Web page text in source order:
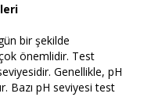
bir şekilde
önemlidir. Test
Genellikle, pH
Bazı pH seviyesi test